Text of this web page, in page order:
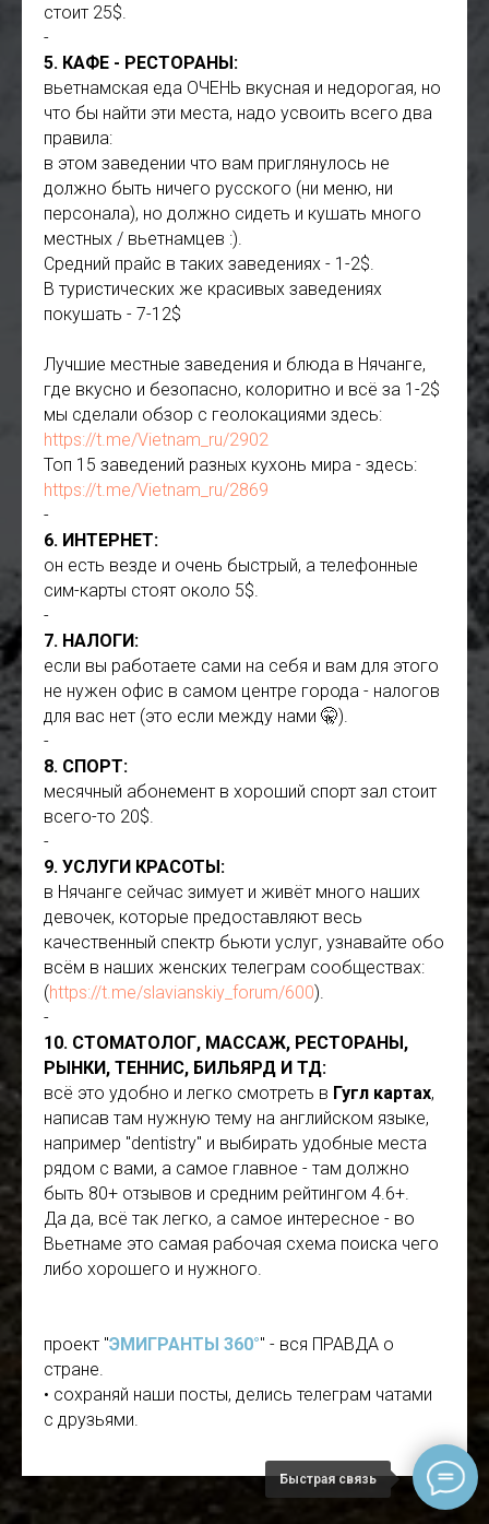
стоит 25$.
-
5. КАФЕ - РЕСТОРАНЫ:
вьетнамская еда ОЧЕНЬ вкусная и недорогая, но
что бы найти эти места, надо усвоить всего два
правила:
в этом заведении что вам приглянулось не
должно быть ничего русского (ни меню, ни
персонала), но должно сидеть и кушать много
местных / вьетнамцев :).
Средний прайс в таких заведениях - 1-2$.
В туристических же красивых заведениях
покушать - 7-12$
Лучшие местные заведения и блюда в Нячанге,
где вкусно и безопасно, колоритно и всё за 1-2$
мы сделали обзор с геолокациями здесь:
https://t.me/Vietnam_ru/2902
Топ 15 заведений разных кухонь мира - здесь:
https://t.me/Vietnam_ru/2869
-
6. ИНТЕРНЕТ:
он есть везде и очень быстрый, а телефонные
сим-карты стоят около 5$.
-
7. НАЛОГИ:
если вы работаете сами на себя и вам для этого
не нужен офис в самом центре города - налогов
для вас нет (это если между нами 🤫).
-
8. СПОРТ:
месячный абонемент в хороший спорт зал стоит
всего-то 20$.
-
9. УСЛУГИ КРАСОТЫ:
в Нячанге сейчас зимует и живёт много наших
девочек, которые предоставляют весь
качественный спектр бьюти услуг, узнавайте обо
всём в наших женских телеграм сообществах:
(https://t.me/slavianskiy_forum/600).
-
10. СТОМАТОЛОГ, МАССАЖ, РЕСТОРАНЫ,
РЫНКИ, ТЕННИС, БИЛЬЯРД И ТД:
всё это удобно и легко смотреть в Гугл картах,
написав там нужную тему на английском языке,
например "dentistry" и выбирать удобные места
рядом с вами, а самое главное - там должно
быть 80+ отзывов и средним рейтингом 4.6+.
Да да, всё так легко, а самое интересное - во
Вьетнаме это самая рабочая схема поиска чего
либо хорошего и нужного.
проект "ЭМИГРАНТЫ 360°" - вся ПРАВДА о
стране.
• сохраняй наши посты, делись телеграм чатами
с друзьями.
Быстрая связь